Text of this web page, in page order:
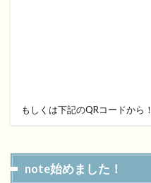
もしくは下記のQRコードから！
note始めました！